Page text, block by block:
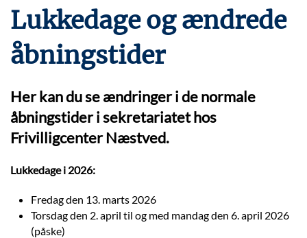
Lukkedage og ændrede
åbningstider
Her kan du se ændringer i de normale
åbningstider i sekretariatet hos
Frivilligcenter Næstved.
Lukkedage i 2026:
Fredag den 13. marts 2026
Torsdag den 2. april til og med mandag den 6. april 2026
(påske)